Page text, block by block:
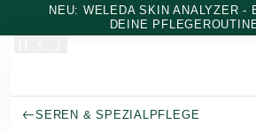
Zum Hauptinhalt wechseln
NEU: WELEDA SKIN ANALYZER -
DEINE
SEREN & SPEZIALPFLEGE